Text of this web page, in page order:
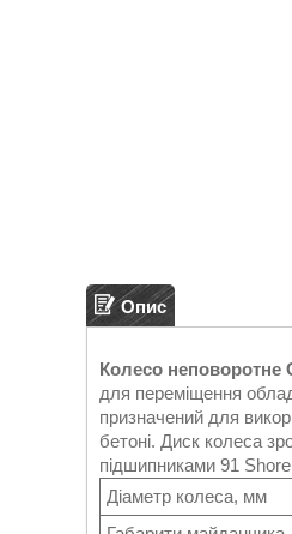
Опис
Колесо
для переміщення
призначений для
бетоні. Диск колеса
підшипниками 91
Діаметр колеса, мм